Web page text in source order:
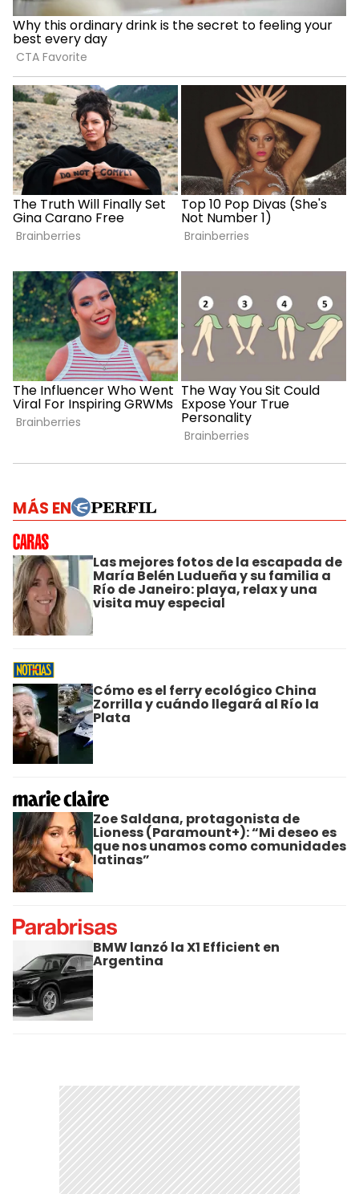
MÁS EN
Las mejores fotos de la escapada de
María Belén Ludueña y su familia a
Río de Janeiro: playa, relax y una
visita muy especial
Cómo es el ferry ecológico China
Zorrilla y cuándo llegará al Río la
Plata
Zoe Saldana, protagonista de
Lioness (Paramount+): “Mi deseo es
que nos unamos como comunidades
latinas”
BMW lanzó la X1 Efficient en
Argentina